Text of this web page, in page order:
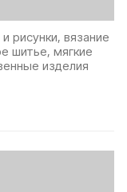
рисунки, вязание
шитье, мягкие
изделия